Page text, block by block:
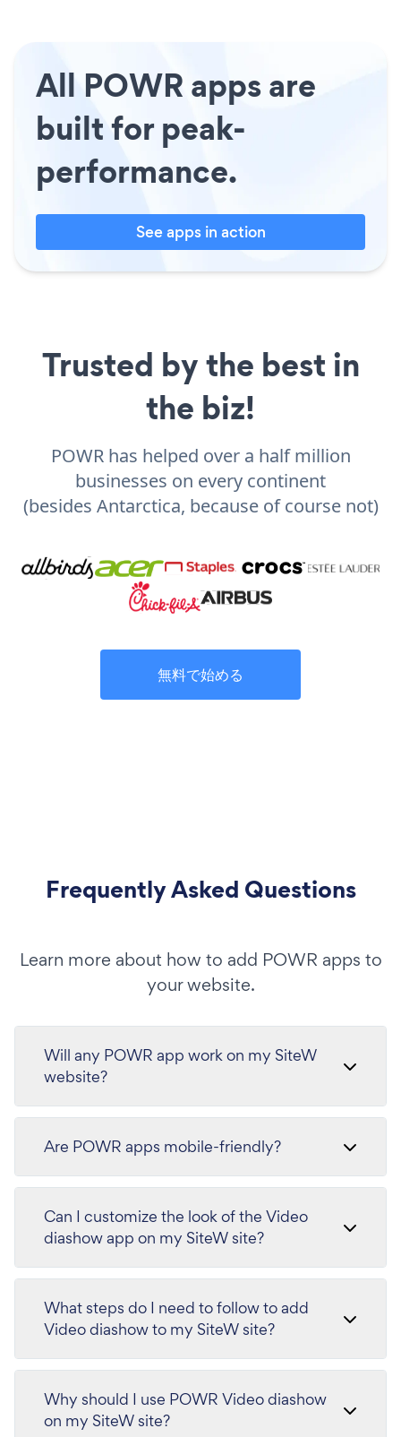
All POWR apps are
built for peak-
performance.
See apps in action
Trusted by the best in
the biz!
POWR has helped over a half million
businesses on every continent
(besides Antarctica, because of course not)
無料で始める
Frequently Asked Questions
Learn more about how to add POWR apps to
your website.
Will any POWR app work on my SiteW
website?
Are POWR apps mobile-friendly?
Can I customize the look of the Video
diashow app on my SiteW site?
What steps do I need to follow to add
Video diashow to my SiteW site?
Why should I use POWR Video diashow
on my SiteW site?